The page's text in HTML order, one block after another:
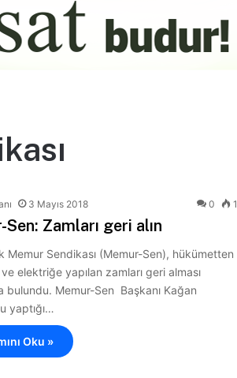
3 Mayıs 2018 0 1
Sen: Zamları geri alın
Memur Sendikası (Memur-Sen), hükümetten
elektriğe yapılan zamları geri alması
bulundu. Memur-Sen Başkanı Kağan
yaptığı…
Oku »